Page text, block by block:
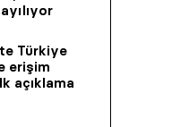
Türkiye
erişim
açıklama